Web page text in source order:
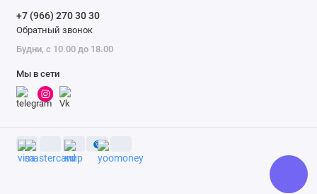
+7 (966) 270 30 30
Обратный звонок
Будни, с 10.00 до 18.00
Мы в сети